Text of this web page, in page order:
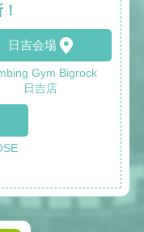
日吉会場
Gym Bigrock
日吉店